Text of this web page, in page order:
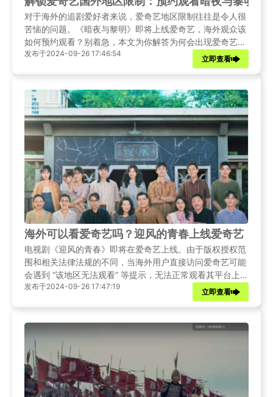
对于海外的追剧爱好者来说，爱奇艺地区限制往往是令人很
苦恼的问题。《暗夜与黎明》即将上线爱奇艺，海外观众该
如何预约观看？别着急，本文为你解答为何会出现爱奇艺地
区限制问题，并为你提供一些解决方法，让你顺利预约《暗
发布于2024-09-26 17:46:54
立即查看
海外可以看爱奇艺吗？迎风的青春上线爱奇艺，海
电视剧《迎风的青春》即将在爱奇艺上线。由于版权授权范
围和相关法律法规的不同，当海外用户直接访问爱奇艺可能
会遇到 “该地区无法观看” 等提示，无法正常观看其平台上的
部分内容。别担心，本文将为你详细介绍海外用户如何解锁
观看爱奇艺《迎风的青春》，不错过这部精彩之作。
发布于2024-09-26 17:47:19
立即查看